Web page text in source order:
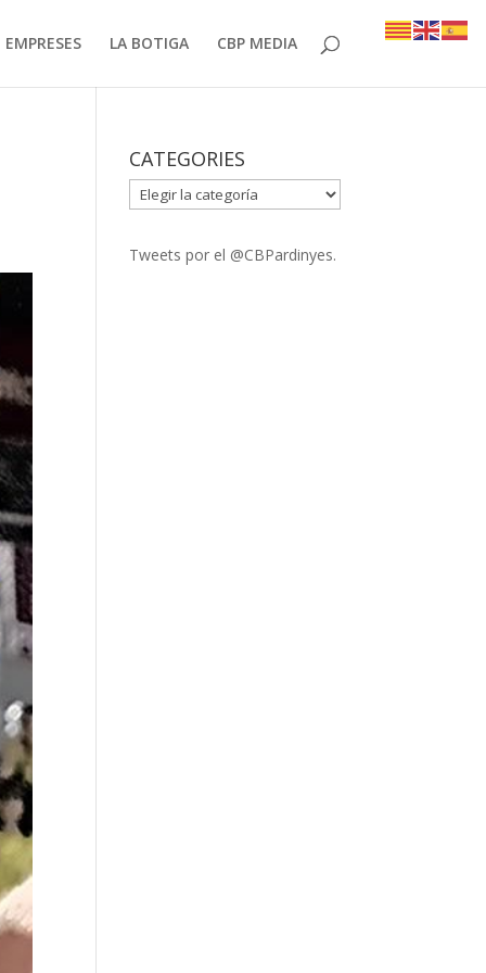
EMPRESES LA BOTIGA CBP MEDIA
CATEGORIES
CATEGORIES
Tweets por el @CBPardinyes.